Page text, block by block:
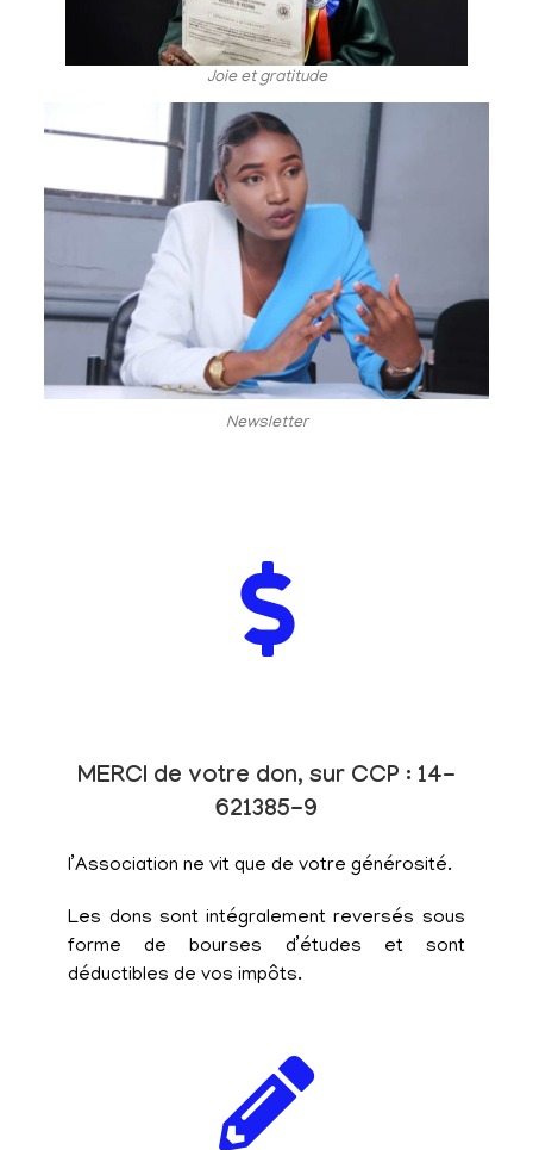
Joie et gratitude
Newsletter
MERCI de votre don, sur CCP : 14-
621385-9
l’Association ne vit que de votre générosité.
Les dons sont intégralement reversés sous
forme de bourses d’études et sont
déductibles de vos impôts.